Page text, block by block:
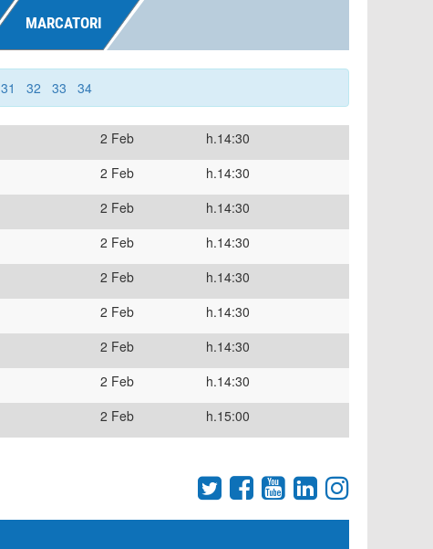
MARCATORI
31 32 33 34
2 Feb h.14:30
2 Feb h.14:30
2 Feb h.14:30
2 Feb h.14:30
2 Feb h.14:30
2 Feb h.14:30
2 Feb h.14:30
2 Feb h.14:30
2 Feb h.15:00